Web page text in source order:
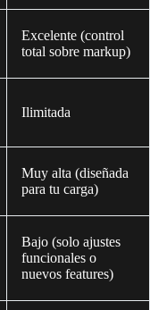
Excelente (control
total sobre markup)
Ilimitada
Muy alta (diseñada
para tu carga)
Bajo (solo ajustes
funcionales o
nuevos features)